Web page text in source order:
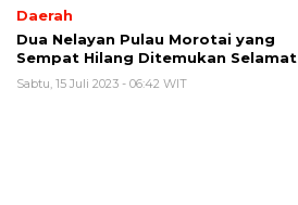
Daerah
Dua Nelayan Pulau Morotai yang
Sempat Hilang Ditemukan Selamat
Sabtu, 15 Juli 2023 - 06:42 WIT